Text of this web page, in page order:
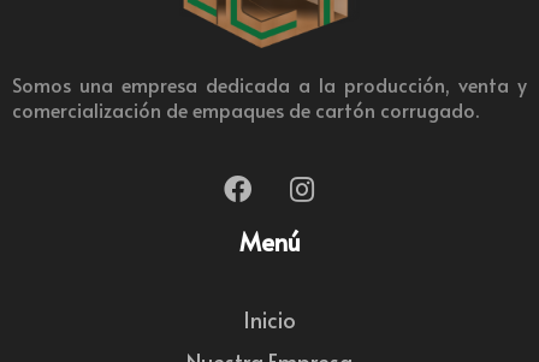
Somos una empresa dedicada a la producción, venta y
comercialización de empaques de cartón corrugado.
Menú
Inicio